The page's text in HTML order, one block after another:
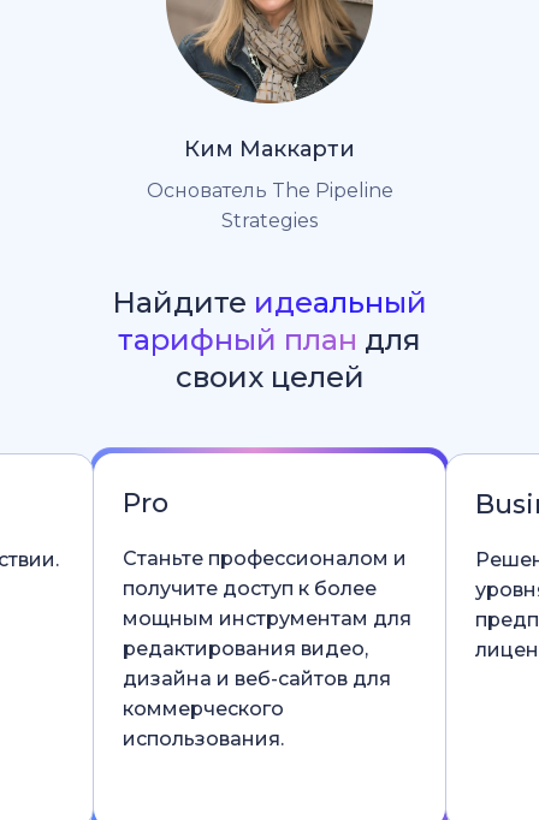
Ким Маккарти
Основатель The Pipeline
Strategies
Найдите идеальный
тарифный план для
своих целей
Pro
Станьте профессионалом и
получите доступ к более
мощным инструментам для
редактирования видео,
дизайна и веб-сайтов для
коммерческого
использования.